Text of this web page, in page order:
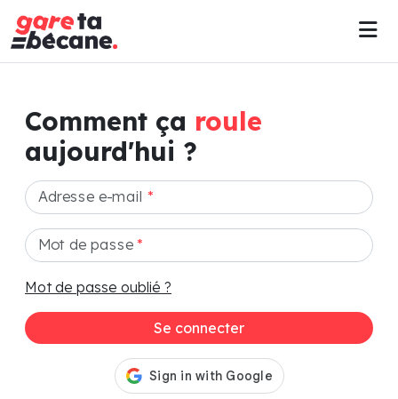
Comment ça roule
aujourd'hui ?
Adresse e-mail *
Mot de passe*
Mot de passe oublié ?
Se connecter